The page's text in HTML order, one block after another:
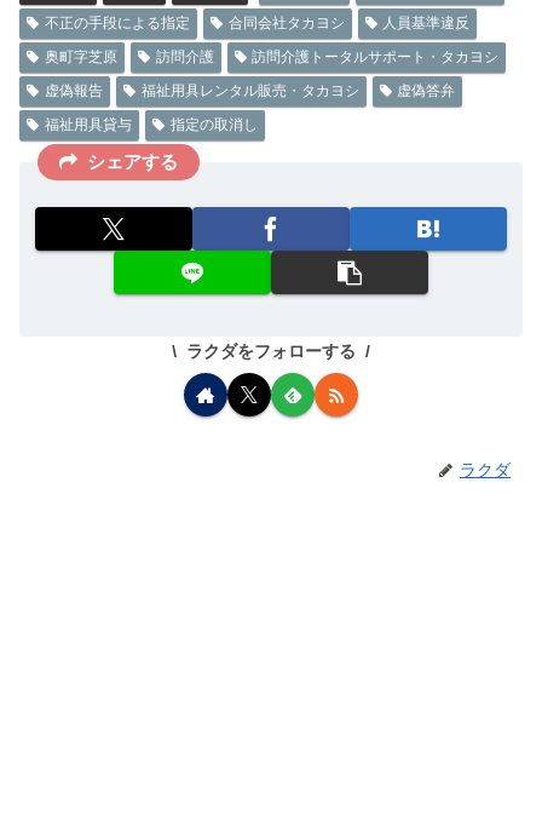
不正の手段による指定
合同会社タカヨシ
人員基準違反
奥町字芝原
訪問介護
訪問介護トータルサポート・タカヨシ
虚偽報告
福祉用具レンタル販売・タカヨシ
虚偽答弁
福祉用具貸与
指定の取消し
シェアする
ラクダをフォローする
ラクダ